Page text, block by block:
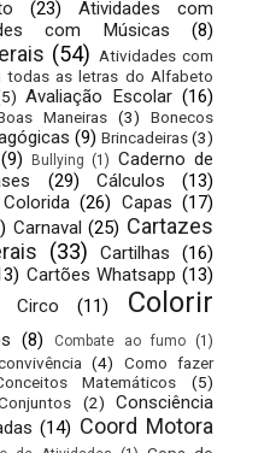
(23)
Atividades com
com Músicas (8)
(54) Atividades com
todas as letras do Alfabeto
Avaliação Escolar (16)
Maneiras (3)
Bonecos
(9) Brincadeiras(3)
(9) Bullying (1) Caderno de
(29) Cálculos
(13)
(26) Capas (17)
Carnaval (25) Cartazes
(33) Cartilhas
(16)
Cartões Whatsapp (13)
Circo (11)
Colorir
(8) Combate ao fumo (1)
(4)
Como fazer
Matemáticos
(5)
(2)
Consciência
(14) Coord Motora